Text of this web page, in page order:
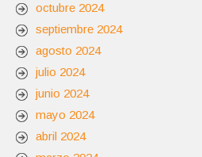
octubre 2024
septiembre 2024
agosto 2024
julio 2024
junio 2024
mayo 2024
abril 2024